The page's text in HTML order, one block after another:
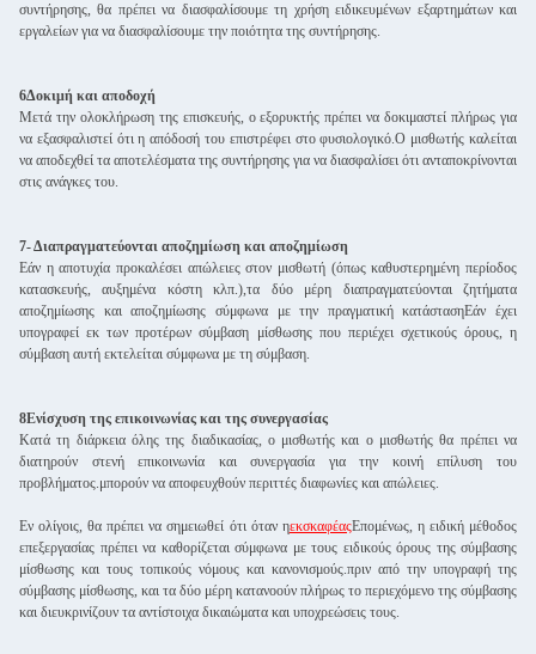
συντήρησης, θα πρέπει να διασφαλίσουμε τη χρήση ειδικευμένων εξαρτημάτων και
εργαλείων για να διασφαλίσουμε την ποιότητα της συντήρησης.
6Δοκιμή και αποδοχή
Μετά την ολοκλήρωση της επισκευής, ο εξορυκτής πρέπει να δοκιμαστεί πλήρως για
να εξασφαλιστεί ότι η απόδοσή του επιστρέφει στο φυσιολογικό.Ο μισθωτής καλείται
να αποδεχθεί τα αποτελέσματα της συντήρησης για να διασφαλίσει ότι ανταποκρίνονται
στις ανάγκες του.
7- Διαπραγματεύονται αποζημίωση και αποζημίωση
Εάν η αποτυχία προκαλέσει απώλειες στον μισθωτή (όπως καθυστερημένη περίοδος
κατασκευής, αυξημένα κόστη κλπ.),τα δύο μέρη διαπραγματεύονται ζητήματα
αποζημίωσης και αποζημίωσης σύμφωνα με την πραγματική κατάστασηΕάν έχει
υπογραφεί εκ των προτέρων σύμβαση μίσθωσης που περιέχει σχετικούς όρους, η
σύμβαση αυτή εκτελείται σύμφωνα με τη σύμβαση.
8Ενίσχυση της επικοινωνίας και της συνεργασίας
Κατά τη διάρκεια όλης της διαδικασίας, ο μισθωτής και ο μισθωτής θα πρέπει να
διατηρούν στενή επικοινωνία και συνεργασία για την κοινή επίλυση του
προβλήματος.μπορούν να αποφευχθούν περιττές διαφωνίες και απώλειες.
Εν ολίγοις, θα πρέπει να σημειωθεί ότι όταν ηεκσκαφέαςΕπομένως, η ειδική μέθοδος
επεξεργασίας πρέπει να καθορίζεται σύμφωνα με τους ειδικούς όρους της σύμβασης
μίσθωσης και τους τοπικούς νόμους και κανονισμούς.πριν από την υπογραφή της
σύμβασης μίσθωσης, και τα δύο μέρη κατανοούν πλήρως το περιεχόμενο της σύμβασης
και διευκρινίζουν τα αντίστοιχα δικαιώματα και υποχρεώσεις τους.